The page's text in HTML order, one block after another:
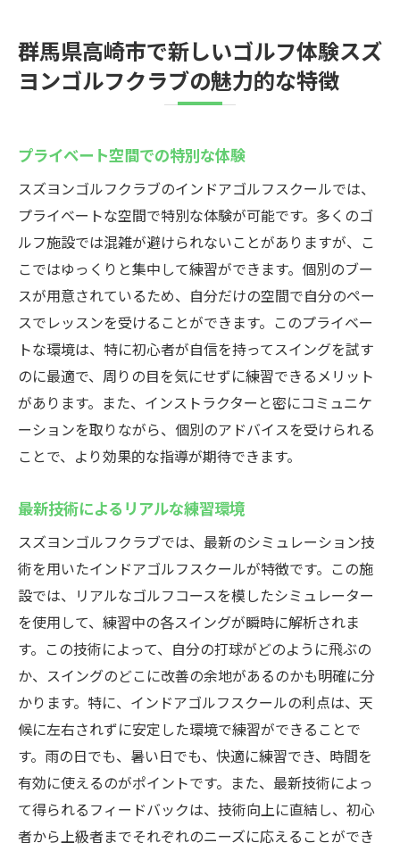
群馬県高崎市で新しいゴルフ体験スズ
ヨンゴルフクラブの魅力的な特徴
プライベート空間での特別な体験
スズヨンゴルフクラブのインドアゴルフスクールでは、
プライベートな空間で特別な体験が可能です。多くのゴ
ルフ施設では混雑が避けられないことがありますが、こ
こではゆっくりと集中して練習ができます。個別のブー
スが用意されているため、自分だけの空間で自分のペー
スでレッスンを受けることができます。このプライベー
トな環境は、特に初心者が自信を持ってスイングを試す
のに最適で、周りの目を気にせずに練習できるメリット
があります。また、インストラクターと密にコミュニケ
ーションを取りながら、個別のアドバイスを受けられる
ことで、より効果的な指導が期待できます。
最新技術によるリアルな練習環境
スズヨンゴルフクラブでは、最新のシミュレーション技
術を用いたインドアゴルフスクールが特徴です。この施
設では、リアルなゴルフコースを模したシミュレーター
を使用して、練習中の各スイングが瞬時に解析されま
す。この技術によって、自分の打球がどのように飛ぶの
か、スイングのどこに改善の余地があるのかも明確に分
かります。特に、インドアゴルフスクールの利点は、天
候に左右されずに安定した環境で練習ができることで
す。雨の日でも、暑い日でも、快適に練習でき、時間を
有効に使えるのがポイントです。また、最新技術によっ
て得られるフィードバックは、技術向上に直結し、初心
者から上級者までそれぞれのニーズに応えることができ